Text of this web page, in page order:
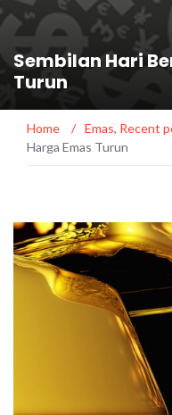
Sembilan Hari
Turun
Home / Emas, Recent
Harga Emas Turun